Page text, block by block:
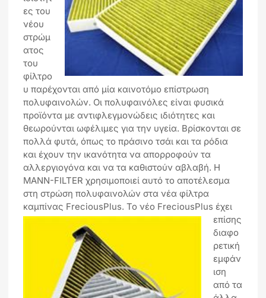
ες του
νέου
στρώμ
ατος
του
φίλτρο
υ παρέχονται από μία καινοτόμο επίστρωση
πολυφαινολών. Οι πολυφαινόλες είναι φυσικά
προϊόντα με αντιφλεγμονώδεις ιδιότητες και
θεωρούνται ωφέλιμες για την υγεία. Βρίσκονται σε
πολλά φυτά, όπως το πράσινο τσάι και τα ρόδια
και έχουν την ικανότητα να απορροφούν τα
αλλεργιογόνα και να τα καθιστούν αβλαβή. Η
MANN-FILTER χρησιμοποιεί αυτό το αποτέλεσμα
στη στρώση πολυφαινολών στα νέα φίλτρα
καμπίνας FreciousPlus. Το νέο FreciousPlus έχει
επίσης
διαφο
ρετική
εμφάν
ιση
από τα